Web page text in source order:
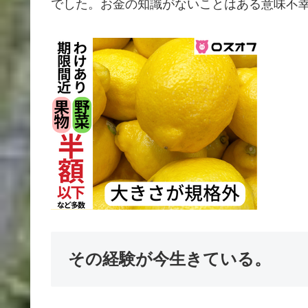
でした。お金の知識がないことはある意味不
その経験が今生きている。